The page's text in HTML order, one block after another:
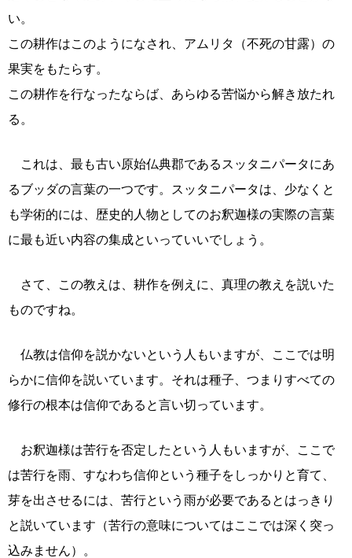
い。
この耕作はこのようになされ、アムリタ（不死の甘露）の
果実をもたらす。
この耕作を行なったならば、あらゆる苦悩から解き放たれ
る。
これは、最も古い原始仏典郡であるスッタニパータにあ
るブッダの言葉の一つです。スッタニパータは、少なくと
も学術的には、歴史的人物としてのお釈迦様の実際の言葉
に最も近い内容の集成といっていいでしょう。
さて、この教えは、耕作を例えに、真理の教えを説いた
ものですね。
仏教は信仰を説かないという人もいますが、ここでは明
らかに信仰を説いています。それは種子、つまりすべての
修行の根本は信仰であると言い切っています。
お釈迦様は苦行を否定したという人もいますが、ここで
は苦行を雨、すなわち信仰という種子をしっかりと育て、
芽を出させるには、苦行という雨が必要であるとはっきり
と説いています（苦行の意味についてはここでは深く突っ
込みません）。